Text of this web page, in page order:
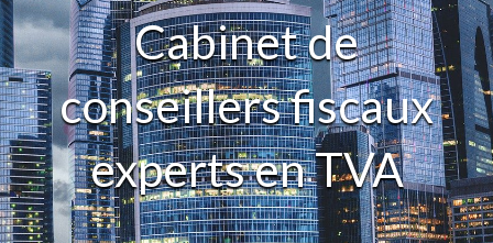
Cabinet de
conseillers fiscaux
experts en TVA